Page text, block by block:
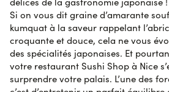
Isabelle G. le 29 octobre 2023
Magnifique
Jean louis B.le 29 octobre 2023
Si on vous dit graine d’amarante
kumquat à la saveur rappelant
croquante et douce, cela ne vous
des spécialités japonaises. Et
votre restaurant Sushi Shop à Nice
surprendre votre palais. L’une des